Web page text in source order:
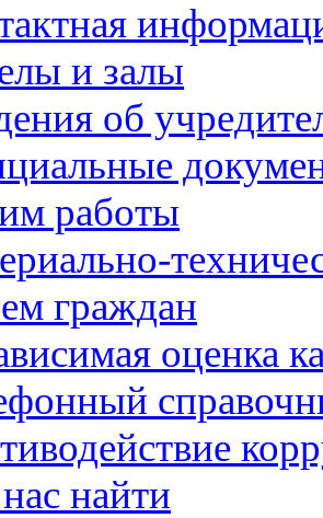
и залы
об
работы
граждан
оценка
найти